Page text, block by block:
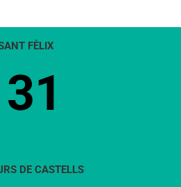
FÈLIX
31
DE CASTELLS